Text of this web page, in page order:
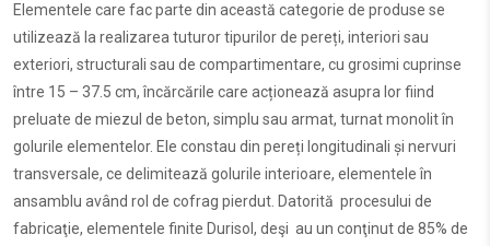
Elementele care fac parte din această categorie de produse se
utilizează la realizarea tuturor tipurilor de pereți, interiori sau
exteriori, structurali sau de compartimentare, cu grosimi cuprinse
între 15 – 37.5 cm, încărcările care acționează asupra lor fiind
preluate de miezul de beton, simplu sau armat, turnat monolit în
golurile elementelor. Ele constau din pereți longitudinali și nervuri
transversale, ce delimitează golurile interioare, elementele în
ansamblu având rol de cofrag pierdut. Datorită procesului de
fabricaţie, elementele finite Durisol, deşi au un conţinut de 85% de